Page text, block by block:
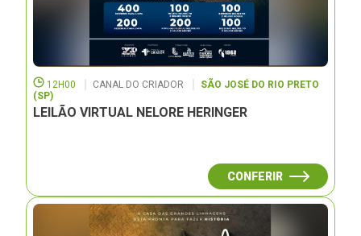
12H00 CANAL DO CRIADOR
SÃO JOSÉ DO RIO PRETO
(SP)
LEILÃO VIRTUAL NELORE HERINGER
CONFERIR